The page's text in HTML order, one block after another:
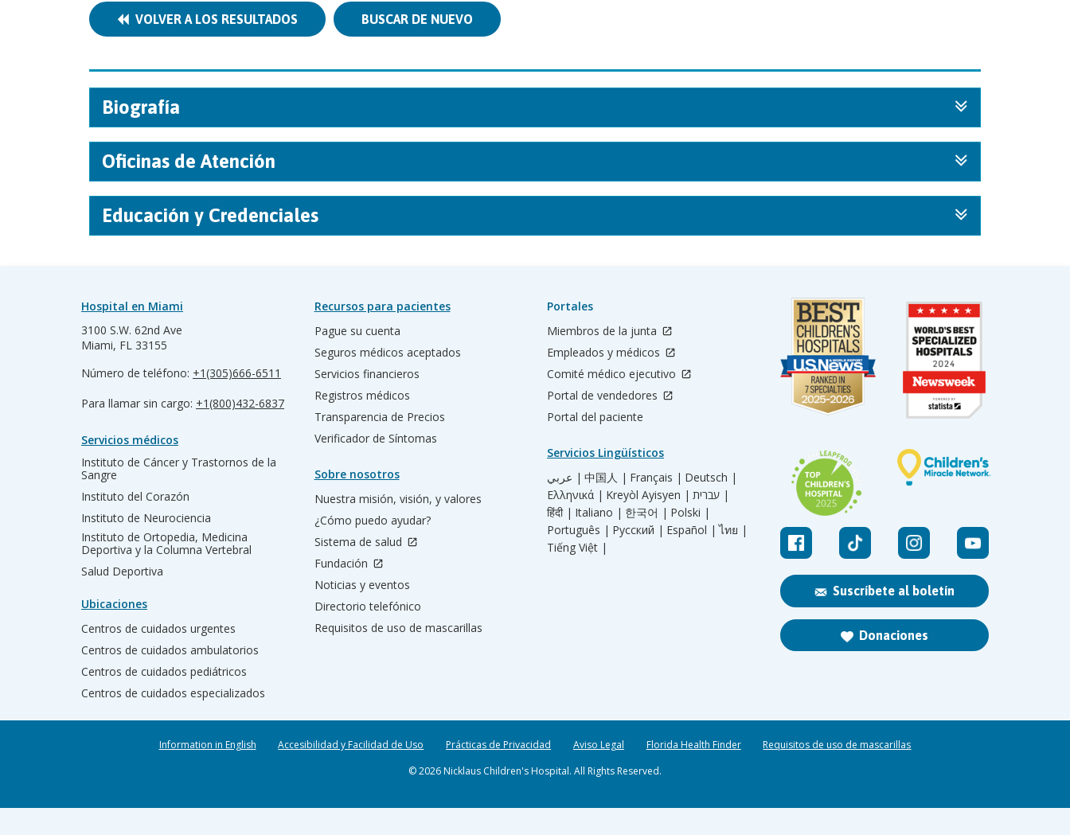
VOLVER A LOS RESULTADOS BUSCAR DE NUEVO
Biografía
Oficinas de Atención
Educación y Credenciales
Suscríbete al boletín
Donaciones
Hospital en Miami
3100 S.W. 62nd Ave
Miami, FL 33155
Número de teléfono: +1(305)666-6511
Para llamar sin cargo: +1(800)432-6837
Servicios médicos
Instituto de Cáncer y Trastornos de la
Sangre
Instituto del Corazón
Instituto de Neurociencia
Instituto de Ortopedia, Medicina
Deportiva y la Columna Vertebral
Salud Deportiva
Ubicaciones
Centros de cuidados urgentes
Centros de cuidados ambulatorios
Centros de cuidados pediátricos
Centros de cuidados especializados
Recursos para pacientes
Pague su cuenta
Seguros médicos aceptados
Servicios financieros
Registros médicos
Transparencia de Precios
Verificador de Síntomas
Sobre nosotros
Nuestra misión, visión, y valores
¿Cómo puedo ayudar?
Sistema de salud
Fundación
Noticias y eventos
Directorio telefónico
Requisitos de uso de mascarillas
Portales
Miembros de la junta
Empleados y médicos
Comité médico ejecutivo
Portal de vendedores
Portal del paciente
Servicios Lingüísticos
عربي | 中国人 | Français | Deutsch |
Ελληνικά | Kreyòl Ayisyen |
עברית |
हिंदी | Italiano | 한국어 | Polski |
Português | Русский | Español | ไทย |
Tiếng Việt |
Information in English Accesibilidad y Facilidad de Uso Prácticas de Privacidad Aviso Legal Florida Health Finder
Requisitos de uso de mascarillas
© 2026 Nicklaus Children's Hospital. All Rights Reserved.